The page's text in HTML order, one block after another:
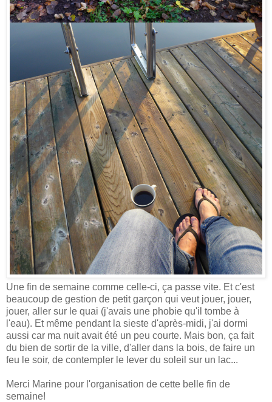
Une fin de semaine comme celle-ci, ça passe vite. Et c'est
beaucoup de gestion de petit garçon qui veut jouer, jouer,
jouer, aller sur le quai (j'avais une phobie qu'il tombe à
l'eau). Et même pendant la sieste d'après-midi, j'ai dormi
aussi car ma nuit avait été un peu courte. Mais bon, ça fait
du bien de sortir de la ville, d'aller dans la bois, de faire un
feu le soir, de contempler le lever du soleil sur un lac...
Merci Marine pour l'organisation de cette belle fin de
semaine!